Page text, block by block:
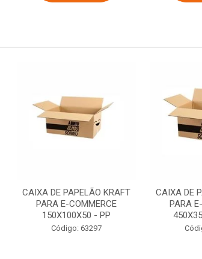
CAIXA DE PAPELÃO KRAFT
PARA E-COMMERCE
150X100X50 - PP
Código: 63297
CAIXA DE
PARA